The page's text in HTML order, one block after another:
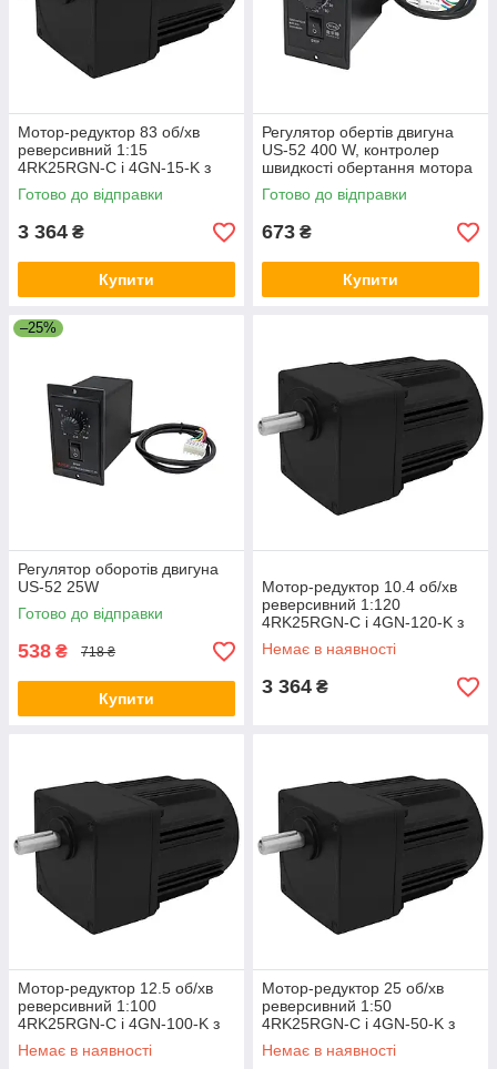
Мотор-редуктор 83 об/хв
реверсивний 1:15
4RK25RGN-C і 4GN-15-K з
регульованою швидкістю,
асинхронний двигун
Готово до відправки
3 364 ₴
Купити
Регулятор обертів двигуна
US-52 400 W, контролер
швидкості обертання мотора
потужністю до 400 Вт
Готово до відправки
673 ₴
Купити
–25%
Регулятор оборотів двигуна
US-52 25W
Готово до відправки
538 ₴ 718 ₴
Купити
Мотор-редуктор 10.4 об/хв
реверсивний 1:120
4RK25RGN-C і 4GN-120-K з
регульованою швидкістю,
асинхронний двигун
Немає в наявності
3 364 ₴
Мотор-редуктор 12.5 об/хв
реверсивний 1:100
4RK25RGN-C і 4GN-100-K з
регульованою швидкістю,
асинхронний двигун
Немає в наявності
Мотор-редуктор 25 об/хв
реверсивний 1:50
4RK25RGN-C і 4GN-50-K з
регульованою швидкістю
Немає в наявності